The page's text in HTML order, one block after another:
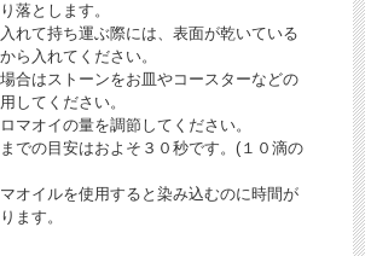
落とします。
れて持ち運ぶ際には、表面が乾いている
ら入れてください。
合はストーンをお皿やコースターなどの
してください。
マオイの量を調節してください。
での目安はおよそ３０秒です。(１０滴の
オイルを使用すると染み込むのに時間が
ます。